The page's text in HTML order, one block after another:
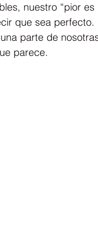
nuestro “pior es
que sea perfecto.
parte de
parece.